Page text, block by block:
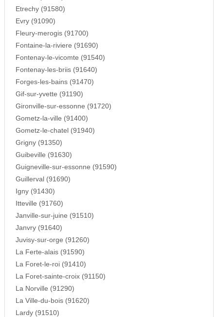
Etrechy (91580)
Evry (91090)
Fleury-merogis (91700)
Fontaine-la-riviere (91690)
Fontenay-le-vicomte (91540)
Fontenay-les-briis (91640)
Forges-les-bains (91470)
Gif-sur-yvette (91190)
Gironville-sur-essonne (91720)
Gometz-la-ville (91400)
Gometz-le-chatel (91940)
Grigny (91350)
Guibeville (91630)
Guigneville-sur-essonne (91590)
Guillerval (91690)
Igny (91430)
Itteville (91760)
Janville-sur-juine (91510)
Janvry (91640)
Juvisy-sur-orge (91260)
La Ferte-alais (91590)
La Foret-le-roi (91410)
La Foret-sainte-croix (91150)
La Norville (91290)
La Ville-du-bois (91620)
Lardy (91510)